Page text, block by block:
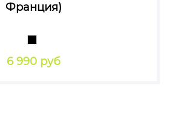
Франция)
6 990 руб